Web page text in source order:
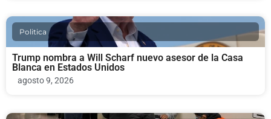
Politica
Trump nombra a Will Scharf nuevo asesor de la Casa
Blanca en Estados Unidos
agosto 9, 2026